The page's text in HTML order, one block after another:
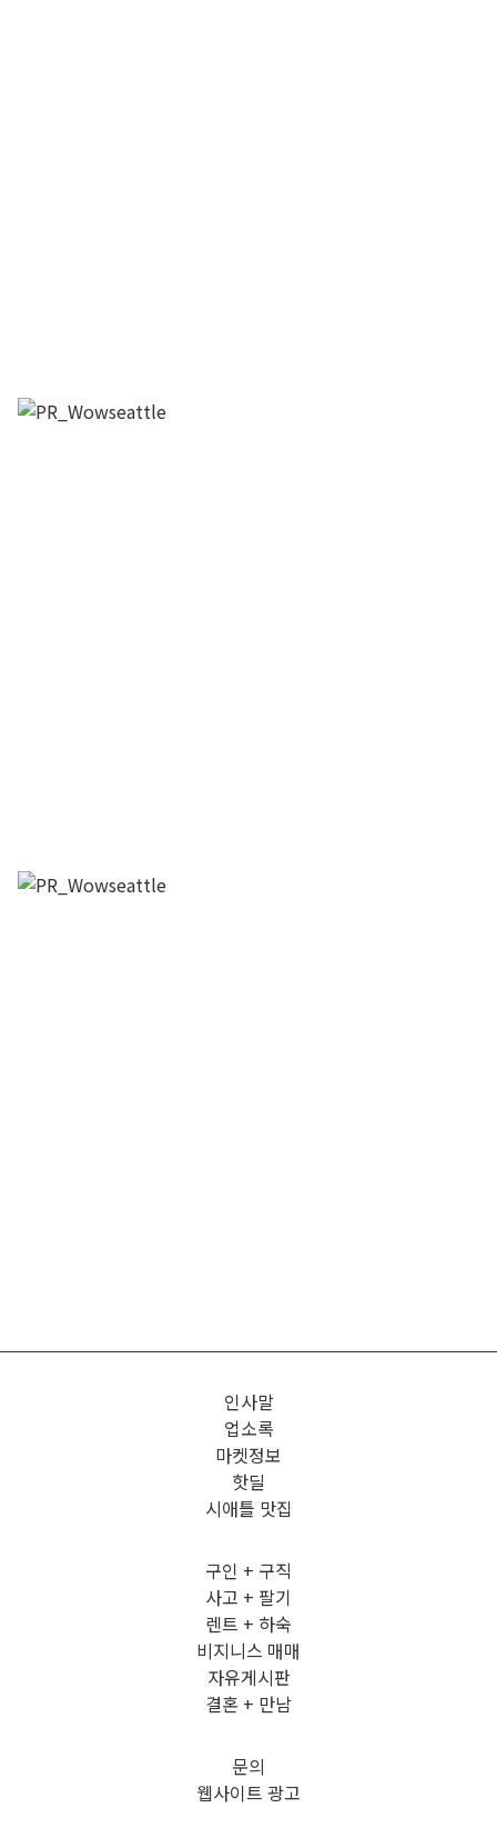
인사말
업소록
마켓정보
핫딜
시애틀 맛집
구인 + 구직
사고 + 팔기
렌트 + 하숙
비지니스 매매
자유게시판
결혼 + 만남
문의
웹사이트 광고